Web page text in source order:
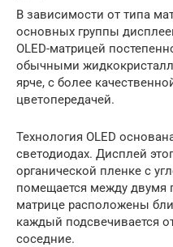
В зависимости от типа
основных группы
OLED-матрицей
обычными
ярче, с более
цветопередачей.
Технология OLED
светодиодах. Дисплей
органической пленке с
помещается между двумя
матрице расположены
каждый подсвечивается
соседние.